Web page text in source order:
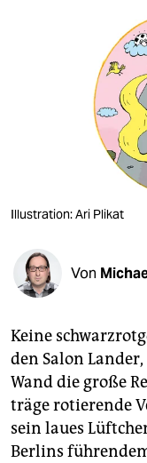
veranstaltungen
shop
fragen & hilfe
abo
genossenschaft
epaper login
Illustration: Ari Plikat
Von
Keine
den Salon
Wand die große
träge rotierende
sein laues
Berlins